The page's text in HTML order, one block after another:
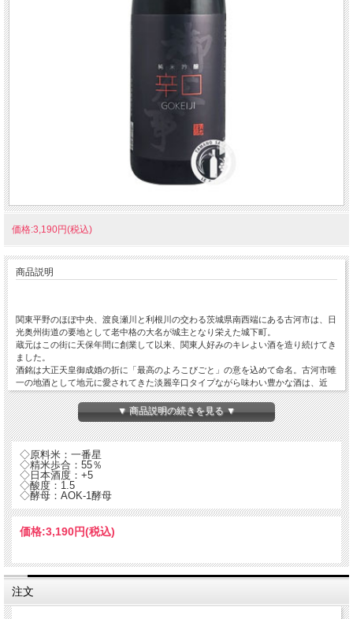
価格:3,190円(税込)
商品説明
関東平野のほぼ中央、渡良瀬川と利根川の交わる茨城県南西端にある古河市は、日
光奥州街道の要地として老中格の大名が城主となり栄えた城下町。
蔵元はこの街に天保年間に創業して以来、関東人好みのキレよい酒を造り続けてき
ました。
酒銘は大正天皇御成婚の折に「最高のよろこびごと」の意を込めて命名。古河市唯
一の地酒として地元に愛されてきた淡麗辛口タイプながら味わい豊かな酒は、近
年、品質を高めて広く注目を集めています。
青木酒造 御慶事
御慶事 純米吟醸 辛口
辛口と表記されていますが、御慶事のコンセプトはふくよかで柔らかいお酒。
一番星の旨みを最大限に生かした、ただ辛いだけでない「御慶事の考える旨辛」の
形です。
▼ 商品説明の続きを見る ▼
◇原料米：一番星
◇精米歩合：55％
◇日本酒度：+5
◇酸度：1.5
◇酵母：AOK-1酵母
価格:3,190円(税込)
注文